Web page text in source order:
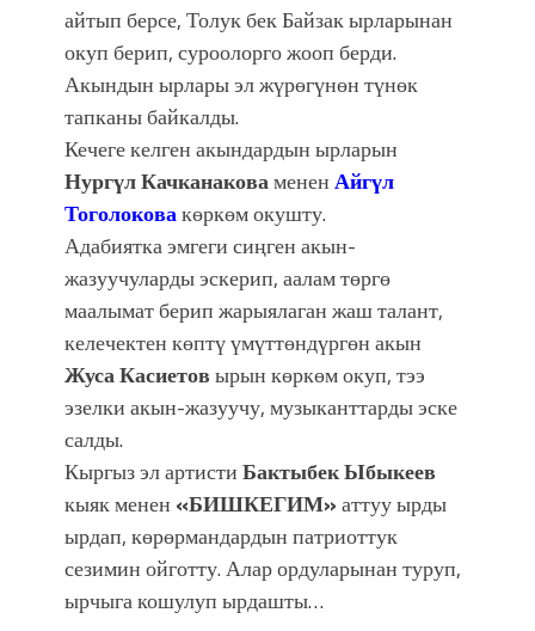
айтып берсе, Толук бек Байзак ырларынан
окуп берип, суроолорго жооп берди.
Акындын ырлары эл жүрөгүнөн түнөк
тапканы байкалды.
Кечеге келген акындардын ырларын
Нургүл КачканаковамененАйгүл
Тоголоковакөркөм окушту.
Адабиятка эмгеги сиңген акын-
жазуучуларды эскерип, аалам төргө
маалымат берип жарыялаган жаш талант,
келечектен көптү үмүттөндүргөн акын
Жуса Касиетовырын көркөм окуп, тээ
эзелки акын-жазуучу, музыканттарды эске
салды.
Кыргыз эл артистиБактыбек Ыбыкеев
кыяк менен «БИШКЕГИМ»аттуу ырды
ырдап, көрөрмандардын патриоттук
сезимин ойготту. Алар ордуларынан туруп,
ырчыга кошулуп ырдашты…